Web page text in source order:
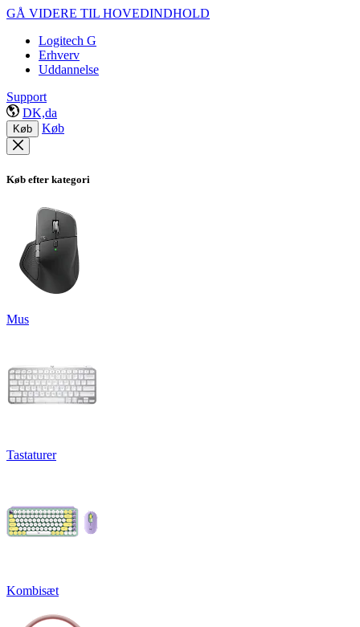
GÅ VIDERE TIL HOVEDINDHOLD
Logitech G
Erhverv
Uddannelse
Support
DK,da
Køb Køb
Køb efter kategori
Mus
Tastaturer
Kombisæt